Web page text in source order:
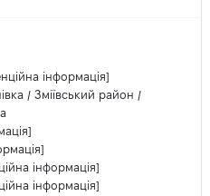
інформація]
/ Зміївський район /
інформація]
інформація]